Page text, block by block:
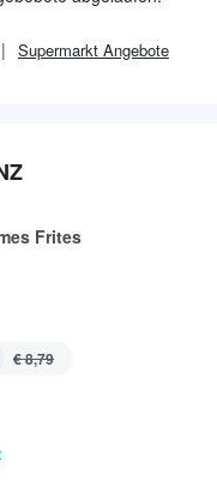
Supermarkt Angebote
Frites
€ 8,79